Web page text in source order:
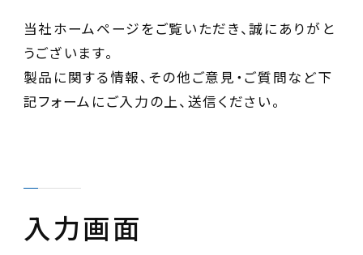
当社ホームページをご覧いただき、誠にありがと
うございます。
製品に関する情報、その他ご意見・ご質問など下
記フォームにご入力の上、送信ください。
入力画面